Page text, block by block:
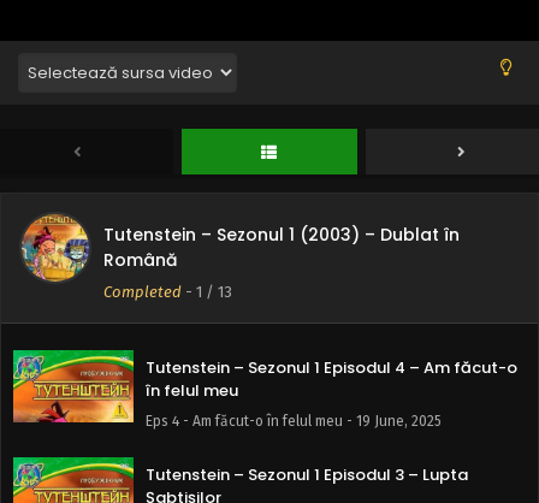
Tutenstein – Sezonul 1 (2003) – Dublat în
Română
Completed - 1 / 13
Tutenstein – Sezonul 1 Episodul 7 – Se întamplă
ceva cu Natasha
Tutenstein – Sezonul 1 Episodul 6 – Cel puternic
Tutenstein – Sezonul 1 Episodul 5 – Barca de
milioane de ani
Tutenstein – Sezonul 1 Episodul 4 – Am făcut-o
în felul meu
Eps 4 - Am făcut-o în felul meu - 19 June, 2025
Tutenstein – Sezonul 1 Episodul 3 – Lupta
Șabtișilor